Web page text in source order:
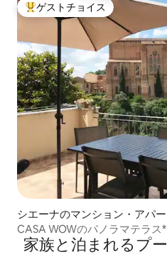
大好評のゲストチョイスです。
ゲストチョイス
シエーナのマンション・アパー
CASA WOWのパノラマテラス
家族と泊まれるプ